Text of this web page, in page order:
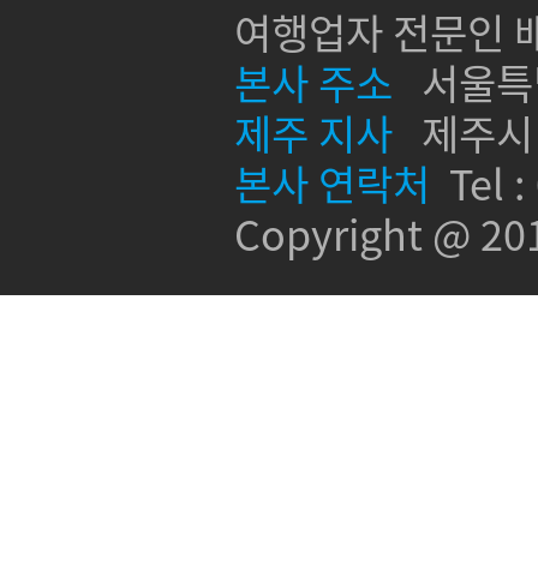
여행업자 전문인
본사 주소 서울
제주 지사 제주
본사 연락처 Tel
Copyright @